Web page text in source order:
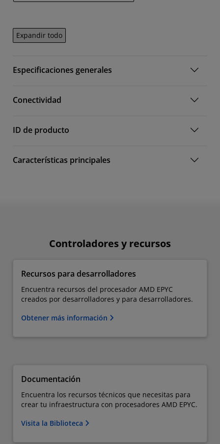
Expandir todo
Especificaciones generales
Conectividad
ID de producto
Características principales
Controladores y recursos
Recursos para desarrolladores
Encuentra recursos del procesador AMD EPYC
creados por desarrolladores y para desarrolladores.
Obtener más información
Documentación
Encuentra los recursos técnicos que necesitas para
crear tu infraestructura con procesadores AMD EPYC.
Visita la Biblioteca